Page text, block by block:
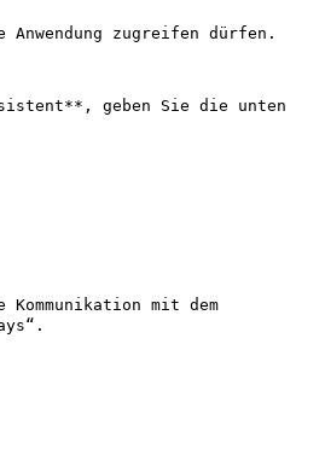
zugreifen dürfen.
geben Sie die unten
mit dem